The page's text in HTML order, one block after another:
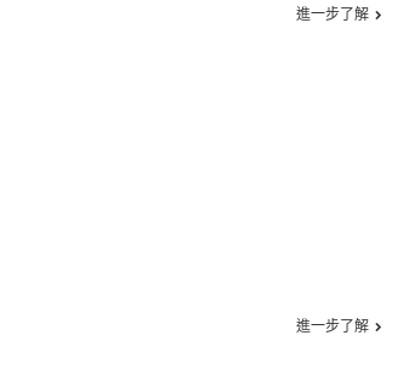
進一步了解
進一步了解